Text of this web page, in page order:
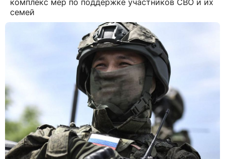
комплекс мер по поддержке участников СВО и их
семей